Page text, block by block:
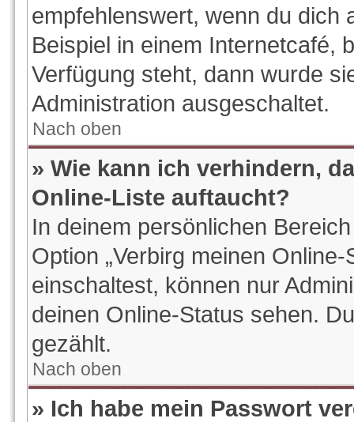
empfehlenswert, wenn du dich
Beispiel in einem Internetcafé,
Verfügung steht, dann wurde
Administration ausgeschaltet.
Nach oben
» Wie kann ich verhindern,
Online-Liste auftaucht?
In deinem persönlichen
Option „Verbirg meinen
einschaltest, können nur
deinen Online-Status sehen.
gezählt.
Nach oben
» Ich habe mein Passwort